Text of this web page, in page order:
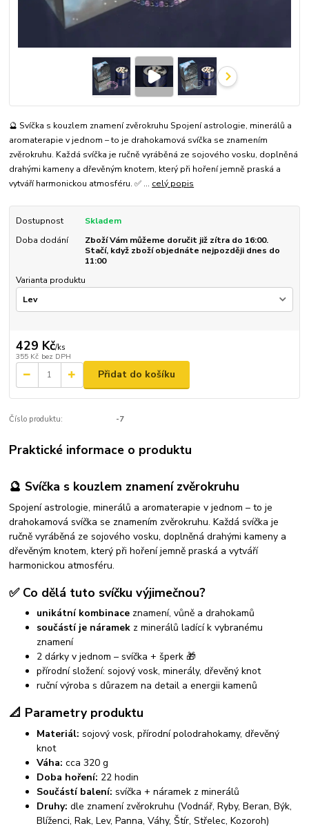
🔮 Svíčka s kouzlem znamení zvěrokruhu Spojení astrologie, minerálů a
aromaterapie v jednom – to je drahokamová svíčka se znamením
zvěrokruhu. Každá svíčka je ručně vyráběná ze sojového vosku, doplněná
drahými kameny a dřevěným knotem, který při hoření jemně praská a
vytváří harmonickou atmosféru. ✅ ... celý popis
Dostupnost
Skladem
Doba dodání
Zboží Vám můžeme doručit již zítra do 16:00.
Stačí, když zboží objednáte nejpozději dnes do
11:00
Varianta produktu
429 Kč/ks
355 Kč bez DPH
Přidat do košíku
Číslo produktu: -7
Praktické informace o produktu
🔮 Svíčka s kouzlem znamení zvěrokruhu
Spojení astrologie, minerálů a aromaterapie v jednom – to je
drahokamová svíčka se znamením zvěrokruhu. Každá svíčka je
ručně vyráběná ze sojového vosku, doplněná drahými kameny a
dřevěným knotem, který při hoření jemně praská a vytváří
harmonickou atmosféru.
✅ Co dělá tuto svíčku výjimečnou?
unikátní kombinace znamení, vůně a drahokamů
součástí je náramek z minerálů ladící k vybranému
znamení
2 dárky v jednom – svíčka + šperk 🎁
přírodní složení: sojový vosk, minerály, dřevěný knot
ruční výroba s důrazem na detail a energii kamenů
📐 Parametry produktu
Materiál: sojový vosk, přírodní polodrahokamy, dřevěný
knot
Váha: cca 320 g
Doba hoření: 22 hodin
Součástí balení: svíčka + náramek z minerálů
Druhy: dle znamení zvěrokruhu (Vodnář, Ryby, Beran, Býk,
Blíženci, Rak, Lev, Panna, Váhy, Štír, Střelec, Kozoroh)